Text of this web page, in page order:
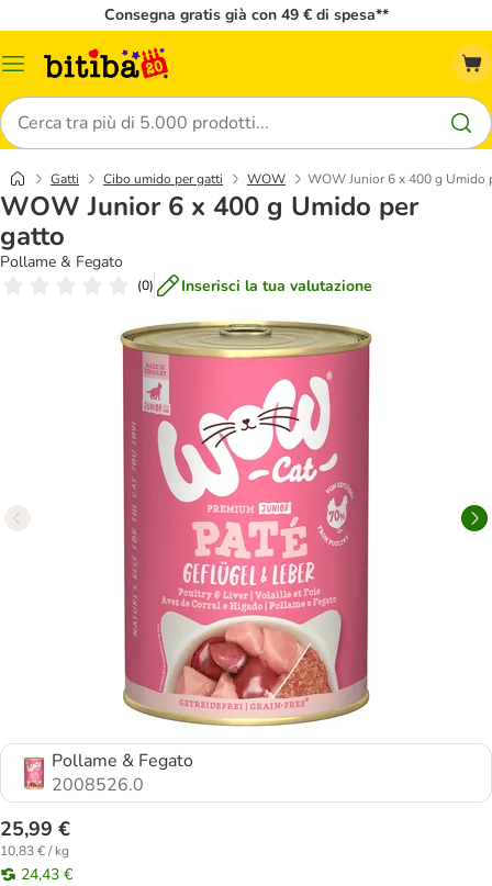
Consegna gratis già con 49 € di spesa**
Overview
Cerca
Gatti Cibo umido per gatti WOW WOW Junior 6 x 400 g Umido
WOW Junior 6 x 400 g Umido per
gatto
Pollame & Fegato
(0) Inserisci la tua valutazione
Pollame & Fegato
2008526.0
25,99 €
10,83 € / kg
24,43 €